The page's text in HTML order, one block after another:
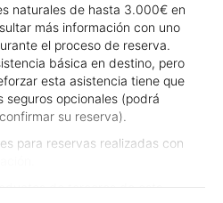
naturales de hasta 3.000€ en
más información con uno
el proceso de reserva.
básica en destino, pero
esta asistencia tiene que
seguros opcionales (podrá
su reserva).
para reservas realizadas con